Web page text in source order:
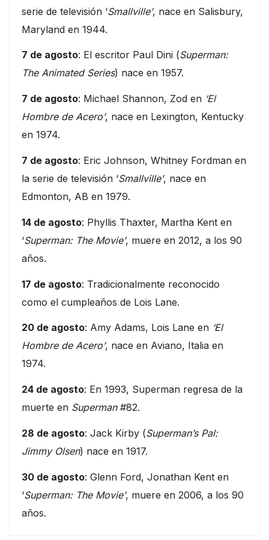
serie de televisión ‘Smallville’, nace en Salisbury,
Maryland en 1944.
7 de agosto: El escritor Paul Dini (Superman:
The Animated Series) nace en 1957.
7 de agosto: Michael Shannon, Zod en ‘El
Hombre de Acero’, nace en Lexington, Kentucky
en 1974.
7 de agosto: Eric Johnson, Whitney Fordman en
la serie de televisión ‘Smallville’, nace en
Edmonton, AB en 1979.
14 de agosto: Phyllis Thaxter, Martha Kent en
‘Superman: The Movie’, muere en 2012, a los 90
años.
17 de agosto: Tradicionalmente reconocido
como el cumpleaños de Lois Lane.
20 de agosto: Amy Adams, Lois Lane en ‘El
Hombre de Acero’, nace en Aviano, Italia en
1974.
24 de agosto: En 1993, Superman regresa de la
muerte en Superman#82.
28 de agosto: Jack Kirby (Superman’s Pal:
Jimmy Olsen) nace en 1917.
30 de agosto: Glenn Ford, Jonathan Kent en
‘Superman: The Movie’, muere en 2006, a los 90
años.